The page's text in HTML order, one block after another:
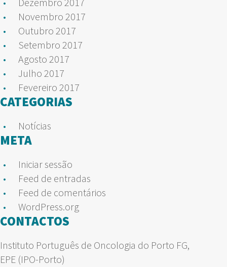
Novembro 2017
Outubro 2017
Setembro 2017
Agosto 2017
Julho 2017
Fevereiro 2017
CATEGORIAS
Notícias
META
Iniciar sessão
Feed de entradas
Feed de comentários
WordPress.org
CONTACTOS
Instituto Português de Oncologia do Porto FG,
EPE (IPO-Porto)